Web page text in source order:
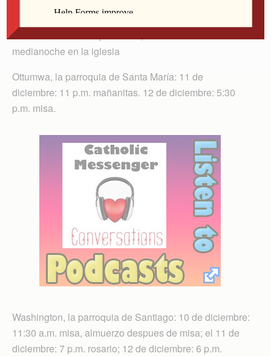
11 de diciembre: 11 p.m. misa, mañanitas a
medianoche en la iglesia
Ottumwa, la parroquia de Santa María: 11 de
diciembre: 11 p.m. mañanitas. 12 de diciembre: 5:30
p.m. misa.
Washington, la parroquia de Santiago: 10 de diciembre:
11:30 a.m. misa, almuerzo despues de misa; el 11 de
diciembre: 7 p.m. rosario; 12 de diciembre: 6 p.m.